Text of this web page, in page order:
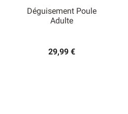
Déguisement Poule
Adulte
29,99 €